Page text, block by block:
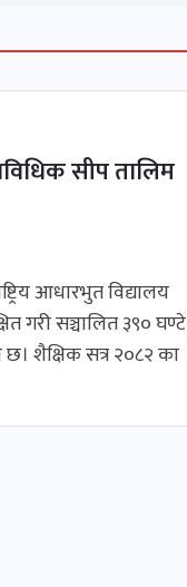
सीप तालिम
आधारभुत विद्यालय
गरी सञ्चालित ३९० घण्टे
​शैक्षिक सत्र २०८२ का